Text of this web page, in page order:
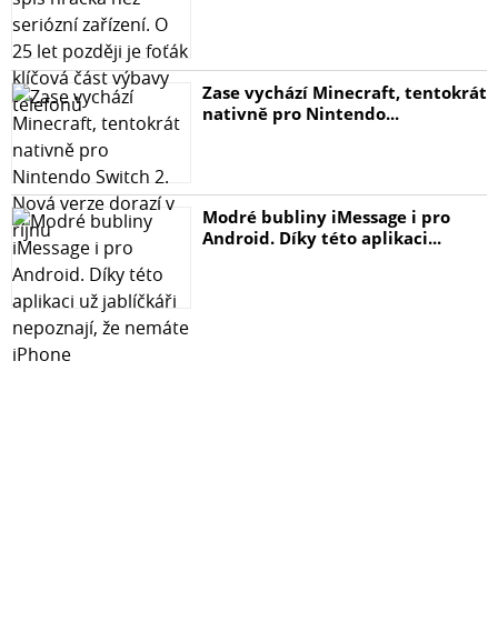
Zase vychází Minecraft, tentokrát
nativně pro Nintendo...
Modré bubliny iMessage i pro
Android. Díky této aplikaci...